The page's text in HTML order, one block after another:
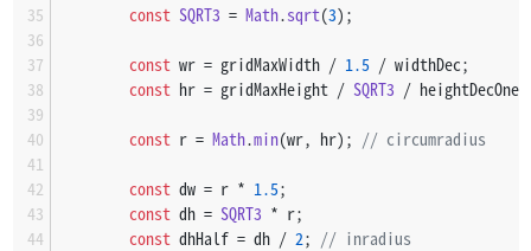
const SQRT3 = Math.sqrt(3);
const wr = gridMaxWidth / 1.5 / widthDec;
const hr = gridMaxHeight / SQRT3 /
const r = Math.min(wr, hr); // circumradius
const dw = r * 1.5;
const dh = SQRT3 * r;
const dhHalf = dh / 2; // inradius